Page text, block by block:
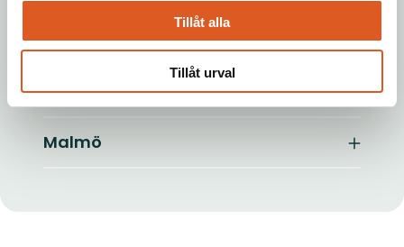
Tillåt alla
Tillåt urval
Stockholm
Göteborg
Malmö